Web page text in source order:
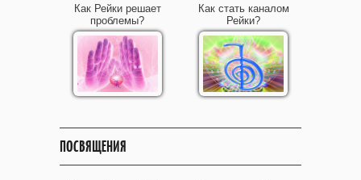
Как Рейки решает
проблемы?
Как стать каналом
Рейки?
ПОСВЯЩЕНИЯ